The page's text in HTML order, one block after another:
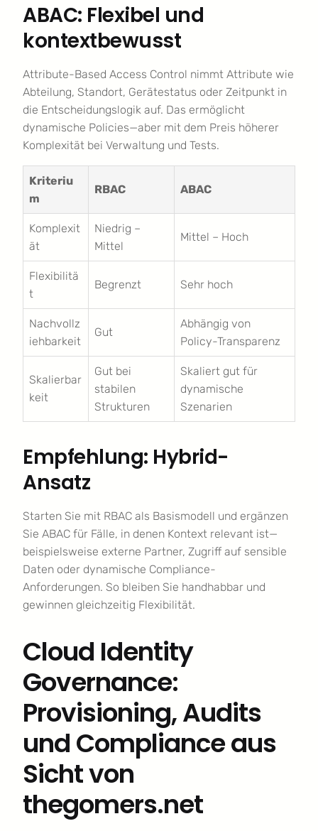
ABAC: Flexibel und
kontextbewusst
Attribute-Based Access Control nimmt Attribute wie
Abteilung, Standort, Gerätestatus oder Zeitpunkt in
die Entscheidungslogik auf. Das ermöglicht
dynamische Policies—aber mit dem Preis höherer
Komplexität bei Verwaltung und Tests.
Kriteriu
m
RBAC ABAC
Komplexit
ät
Niedrig –
Mittel
Mittel – Hoch
Flexibilitä
t
Begrenzt Sehr hoch
Nachvollz
iehbarkeit
Gut
Abhängig von
Policy-Transparenz
Skalierbar
keit
Gut bei
stabilen
Strukturen
Skaliert gut für
dynamische
Szenarien
Empfehlung: Hybrid-
Ansatz
Starten Sie mit RBAC als Basismodell und ergänzen
Sie ABAC für Fälle, in denen Kontext relevant ist—
beispielsweise externe Partner, Zugriff auf sensible
Daten oder dynamische Compliance-
Anforderungen. So bleiben Sie handhabbar und
gewinnen gleichzeitig Flexibilität.
Cloud Identity
Governance:
Provisioning, Audits
und Compliance aus
Sicht von
thegomers.net